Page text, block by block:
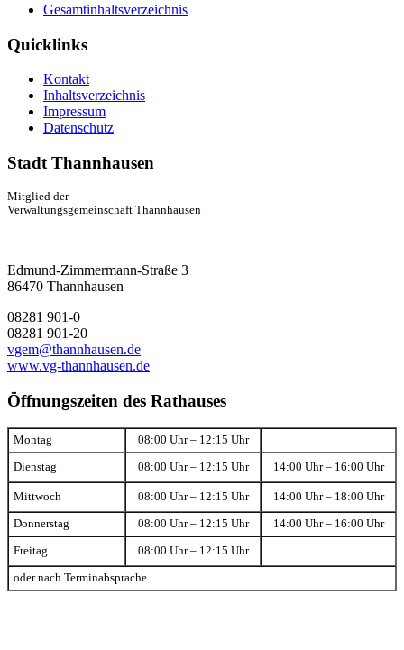
Gesamtinhaltsverzeichnis
Quicklinks
Kontakt
Inhaltsverzeichnis
Impressum
Datenschutz
Stadt Thannhausen
Mitglied der
Verwaltungsgemeinschaft Thannhausen
Edmund-Zimmermann-Straße 3
86470 Thannhausen
08281 901-0
08281 901-20
vgem@thannhausen.de
www.vg-thannhausen.de
Öffnungszeiten des Rathauses
Montag 08:00 Uhr – 12:15 Uhr
Dienstag 08:00 Uhr – 12:15 Uhr 14:00 Uhr – 16:00 Uhr
Mittwoch 08:00 Uhr – 12:15 Uhr 14:00 Uhr – 18:00 Uhr
Donnerstag 08:00 Uhr – 12:15 Uhr 14:00 Uhr – 16:00 Uhr
Freitag 08:00 Uhr – 12:15 Uhr
oder nach Terminabsprache